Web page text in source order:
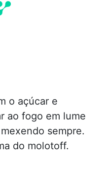
o açúcar e
ao fogo em lume
sempre.
do molotoff.